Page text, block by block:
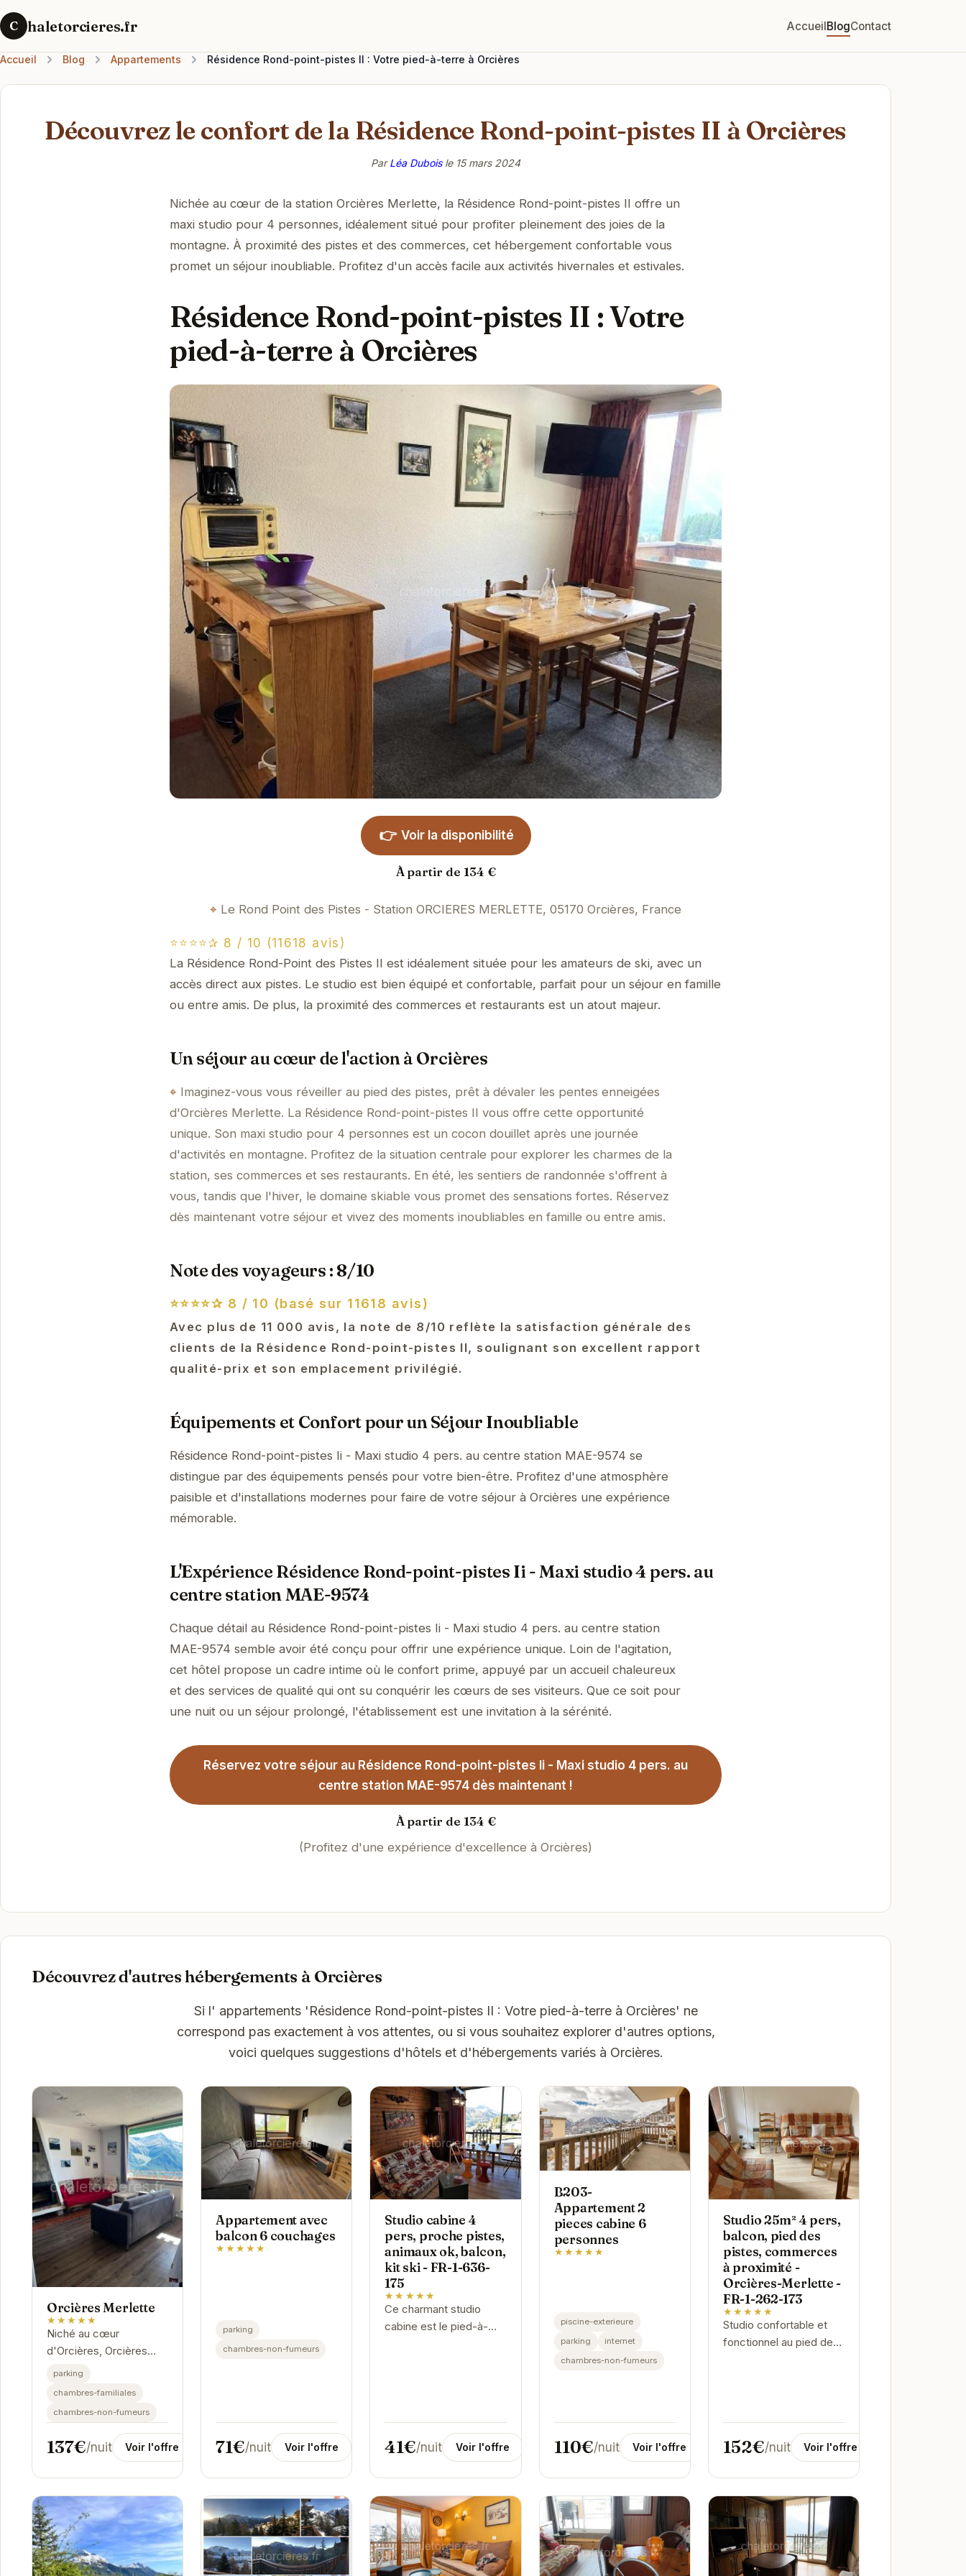
C haletorcieres.fr AccueilBlogContact
Accueil Blog Appartements Résidence Rond-point-pistes II : Votre pied-à-terre à Orcières
Découvrez le confort de la Résidence Rond-point-pistes II à Orcières
ParLéa Duboisle 15 mars 2024
Nichée au cœur de la station Orcières Merlette, la Résidence Rond-point-pistes II offre un
maxi studio pour 4 personnes, idéalement situé pour profiter pleinement des joies de la
montagne. À proximité des pistes et des commerces, cet hébergement confortable vous
promet un séjour inoubliable. Profitez d'un accès facile aux activités hivernales et estivales.
Résidence Rond-point-pistes II : Votre
pied-à-terre à Orcières
👉 Voir la disponibilité
À partir de 134 €
Le Rond Point des Pistes - Station ORCIERES MERLETTE, 05170 Orcières, France
⭐⭐⭐⭐✰ 8 / 10 (11618 avis)
La Résidence Rond-Point des Pistes II est idéalement située pour les amateurs de ski, avec un
accès direct aux pistes. Le studio est bien équipé et confortable, parfait pour un séjour en famille
ou entre amis. De plus, la proximité des commerces et restaurants est un atout majeur.
Un séjour au cœur de l'action à Orcières
Imaginez-vous vous réveiller au pied des pistes, prêt à dévaler les pentes enneigées
d'Orcières Merlette. La Résidence Rond-point-pistes II vous offre cette opportunité
unique. Son maxi studio pour 4 personnes est un cocon douillet après une journée
d'activités en montagne. Profitez de la situation centrale pour explorer les charmes de la
station, ses commerces et ses restaurants. En été, les sentiers de randonnée s'offrent à
vous, tandis que l'hiver, le domaine skiable vous promet des sensations fortes. Réservez
dès maintenant votre séjour et vivez des moments inoubliables en famille ou entre amis.
Note des voyageurs : 8/10
⭐⭐⭐⭐✰ 8 / 10 (basé sur 11618 avis)
Avec plus de 11 000 avis, la note de 8/10 reflète la satisfaction générale des
clients de la Résidence Rond-point-pistes II, soulignant son excellent rapport
qualité-prix et son emplacement privilégié.
Équipements et Confort pour un Séjour Inoubliable
Résidence Rond-point-pistes Ii - Maxi studio 4 pers. au centre station MAE-9574 se
distingue par des équipements pensés pour votre bien-être. Profitez d'une atmosphère
paisible et d'installations modernes pour faire de votre séjour à Orcières une expérience
mémorable.
L'Expérience Résidence Rond-point-pistes Ii - Maxi studio 4 pers. au
centre station MAE-9574
Chaque détail au Résidence Rond-point-pistes Ii - Maxi studio 4 pers. au centre station
MAE-9574 semble avoir été conçu pour offrir une expérience unique. Loin de l'agitation,
cet hôtel propose un cadre intime où le confort prime, appuyé par un accueil chaleureux
et des services de qualité qui ont su conquérir les cœurs de ses visiteurs. Que ce soit pour
une nuit ou un séjour prolongé, l'établissement est une invitation à la sérénité.
Réservez votre séjour au Résidence Rond-point-pistes Ii - Maxi studio 4 pers. au
centre station MAE-9574 dès maintenant !
À partir de 134 €
(Profitez d'une expérience d'excellence à Orcières)
Découvrez d'autres hébergements à Orcières
Si l' appartements 'Résidence Rond-point-pistes II : Votre pied-à-terre à Orcières' ne
correspond pas exactement à vos attentes, ou si vous souhaitez explorer d'autres options,
voici quelques suggestions d'hôtels et d'hébergements variés à Orcières.
Orcières Merlette
★★★★★
Niché au cœur
d'Orcières, Orcières
Merlette offre un cadre
L'établissement
chambres...
parking
chambres-familiales
chambres-non-fumeurs
137€/nuit Voir l'offre
Appartement avec
balcon 6 couchages
★★★★★
parking
chambres-non-fumeurs
71€/nuit Voir l'offre
Studio cabine 4
pers, proche pistes,
animaux ok, balcon,
kit ski - FR-1-636-
175
★★★★★
Ce charmant studio
cabine est le pied-à-
41€/nuit Voir l'offre
B203-
Appartement 2
pieces cabine 6
personnes
★★★★★
piscine-exterieure
parking
internet
chambres-non-fumeurs
110€/nuit Voir l'offre
Studio 25m² 4 pers,
balcon, pied des
pistes, commerces
à proximité -
Orcières-Merlette -
FR-1-262-173
★★★★★
Studio confortable et
fonctionnel au pied des
152€/nuit Voir l'offre